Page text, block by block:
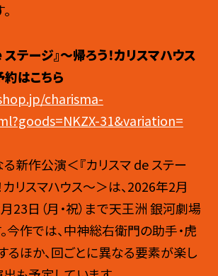
テージ』～帰ろう！カリスマハウス
はこちら
charisma-
31&variation=
新作公演＜『カリスマ de ステー
カリスマハウス～＞は、2026年2月
月23日（月・祝）まで天王洲 銀河劇場
今作では、中神総右衛門の助手・虎
ほか、回ごとに異なる要素が楽し